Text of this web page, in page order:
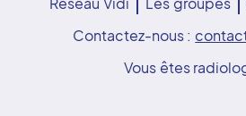
Contactez-nous :
Vous êtes